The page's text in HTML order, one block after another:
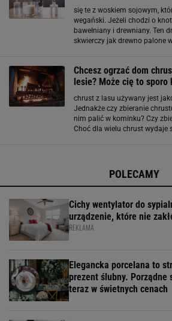
się te z woskiem sojowym,
wegański. Jeżeli chodzi o
bawełniany i drewniany. Ten
skwierczy jak drewno palone
wnętrza
Chcesz ogrzać dom
lesie? Może cię to sporo
chrust z lasu używany jest
Jednakże czy zbieranie
nim palić w kominku? Czy
Choć dla wielu chrust wydaje
POLECAMY
Cichy wentylator do
urządzenie, które nie
REKLAMA
Elegancka porcelana to
prezent ślubny. Porządne
teraz w świetnych cenach